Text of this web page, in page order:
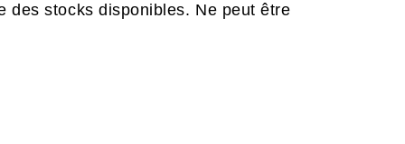
des stocks disponibles. Ne peut être